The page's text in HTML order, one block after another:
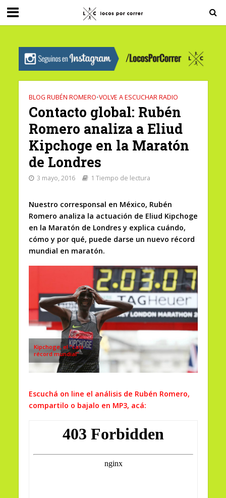
G-0X2PD3RFLV
BLOG RUBÉN ROMERO•VOLVE A ESCUCHAR RADIO
Contacto global: Rubén
Romero analiza a Eliud
Kipchoge en la Maratón
de Londres
3 mayo, 2016 1 Tiempo de lectura
Nuestro corresponsal en México, Rubén
Romero analiza la actuación de Eliud Kipchoge
en la Maratón de Londres y explica cuándo,
cómo y por qué, puede darse un nuevo récord
mundial en maratón.
Kipchoge, el “casi
récord mundial”
Escuchá on line el análisis de Rubén Romero,
compartilo o bajalo en MP3, acá: